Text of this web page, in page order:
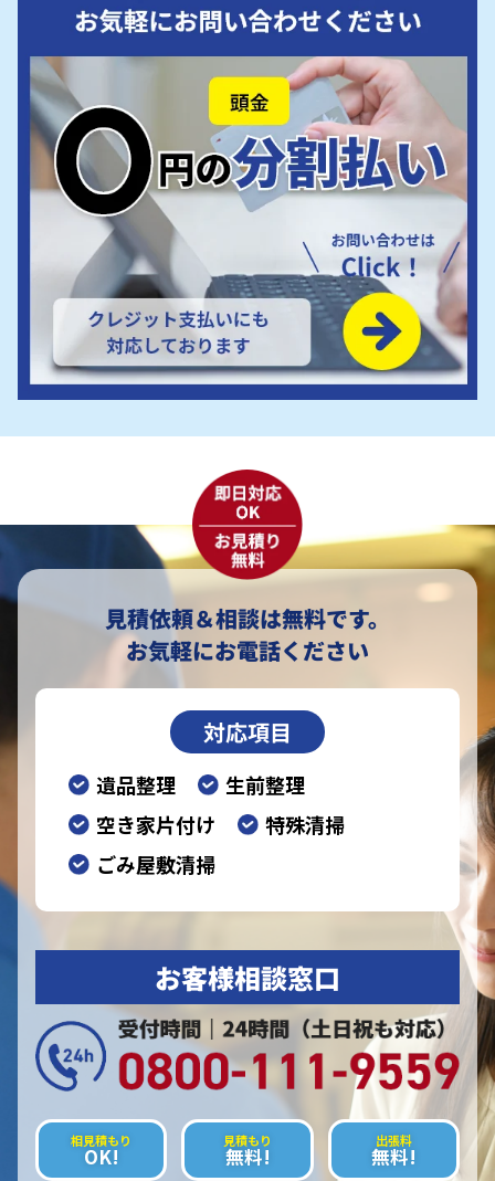
見積依頼＆相談は無料です。
お気軽にお電話ください
対応項目
遺品整理
生前整理
空き家片付け
特殊清掃
ごみ屋敷清掃
お客様相談窓口
相見積もり
OK!
見積もり
無料!
出張料
無料!